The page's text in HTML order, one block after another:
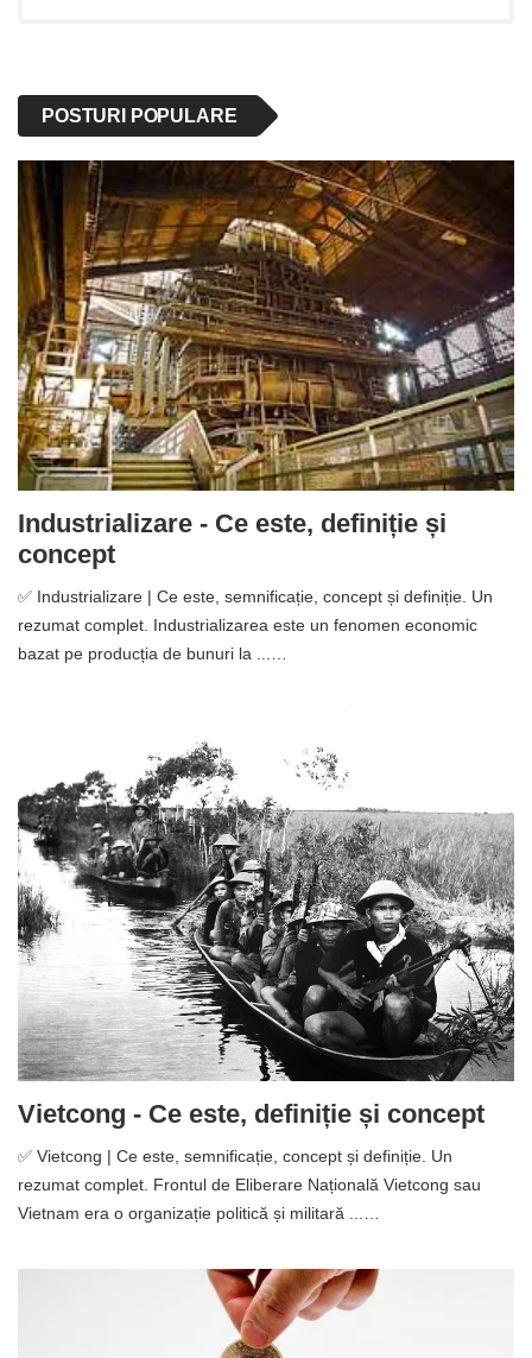
POSTURI POPULARE
Industrializare - Ce este, definiție și
concept
✅ Industrializare | Ce este, semnificație, concept și definiție. Un
rezumat complet. Industrializarea este un fenomen economic
bazat pe producția de bunuri la ...…
Vietcong - Ce este, definiție și concept
✅ Vietcong | Ce este, semnificație, concept și definiție. Un
rezumat complet. Frontul de Eliberare Națională Vietcong sau
Vietnam era o organizație politică și militară ...…